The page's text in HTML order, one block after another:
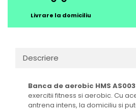
Livrare la domiciliu
Descriere
Banca de aerobic HMS AS003
exercitii fitness si aerobic. Cu
antrena intens, la domiciliu si